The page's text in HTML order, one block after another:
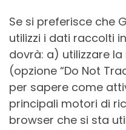
Se si preferisce che
utilizzi i dati raccolti
dovrà: a) utilizzare
(opzione “Do Not
per sapere come
principali motori di
browser che si sta